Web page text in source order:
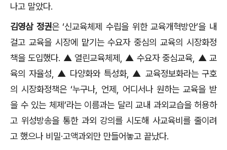
나고 말았다.
김영삼 정권은‘신교육체제 수립을 위한 교육개혁방안’을 내
걸고 교육을 시장에 맡기는 수요자 중심의 교육의 시장화정
책을 도입했다. ▲ 열린교육체제 ▲ 수요자 중심교육 ▲교
육의 자율성
▲ 다양화와 특성화, ▲ 교육정보화라는 구호
의 시장화정책은 ‘누구나, 언제
어디서나 원하는 교육을 받
을 수 있는 체제’라는 이름과는 달리 교내 과외교습을 허용하
고 위성방송을 통한 과외 강의를 시도해 사교육비를 줄이려
고 했으나 비밀·고액과외만 만들어놓고 끝났다.